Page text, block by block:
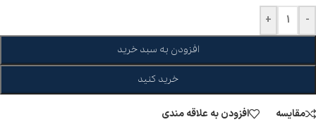
-
+
افزودن به سبد خرید
خرید کنید
مقايسه افزودن به علاقه مندی